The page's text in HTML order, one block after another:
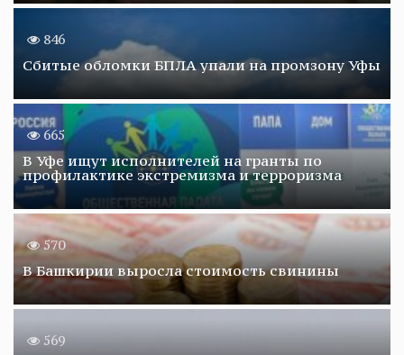
846
Сбитые обломки БПЛА упали на промзону Уфы
665
В Уфе ищут исполнителей на гранты по
профилактике экстремизма и терроризма
570
В Башкирии выросла стоимость свинины
569